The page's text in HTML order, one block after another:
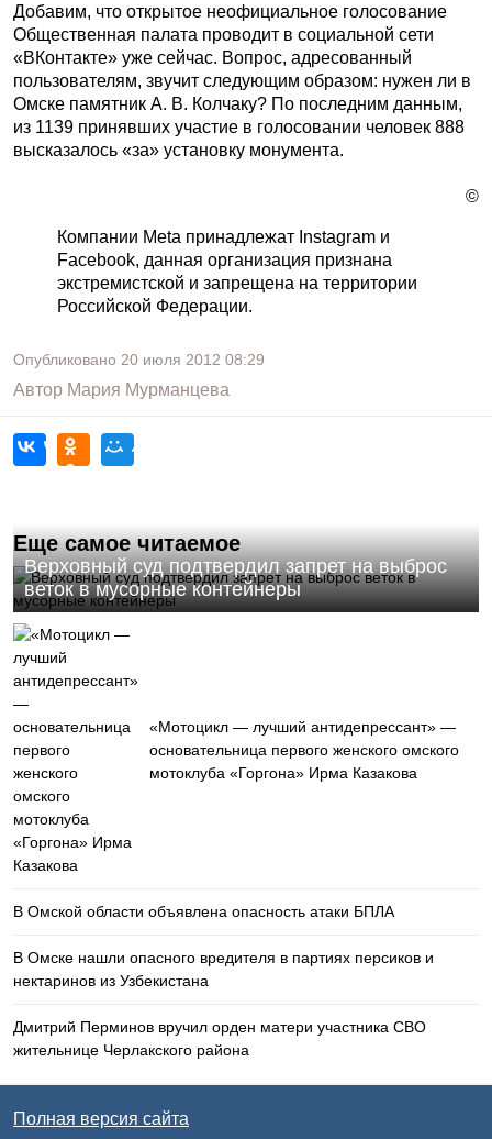
Добавим, что открытое неофициальное голосование
Общественная палата проводит в социальной сети
«ВКонтакте» уже сейчас. Вопрос, адресованный
пользователям, звучит следующим образом: нужен ли в
Омске памятник А. В. Колчаку? По последним данным,
из 1139 принявших участие в голосовании человек 888
высказалось «за» установку монумента.
©
Компании Meta принадлежат Instagram и
Facebook, данная организация признана
экстремистской и запрещена на территории
Российской Федерации.
Опубликовано 20 июля 2012 08:29
Автор Мария Мурманцева
Еще самое читаемое
Верховный суд подтвердил запрет на выброс
веток в мусорные контейнеры
«Мотоцикл — лучший антидепрессант» —
основательница первого женского омского
мотоклуба «Горгона» Ирма Казакова
В Омской области объявлена опасность атаки БПЛА
В Омске нашли опасного вредителя в партиях персиков и
нектаринов из Узбекистана
Дмитрий Перминов вручил орден матери участника СВО
жительнице Черлакского района
Полная версия сайта